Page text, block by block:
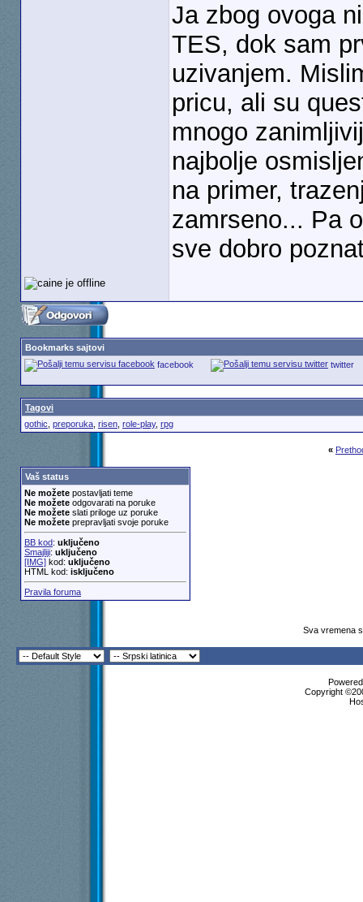
Ja zbog ovoga
TES, dok sam
uzivanjem.
pricu, ali su
mnogo
najbolje
na primer,
zamrseno... Pa
sve dobro
Bookmarks sajtovi
facebook
twitter
Tagovi
gothic preporuka, risen, role-play, rpg
«
Vaš status
Ne možetepostavljati teme
Ne možeteodgovarati na poruke
Ne možeteslati priloge uz poruke
Ne možeteprepravljati svoje poruke
BB kod: uključeno
Smajliji: uključeno
[IMG]kod: uključeno
HTML kod: isključeno
Pravila foruma
Sva vremena
Copyright